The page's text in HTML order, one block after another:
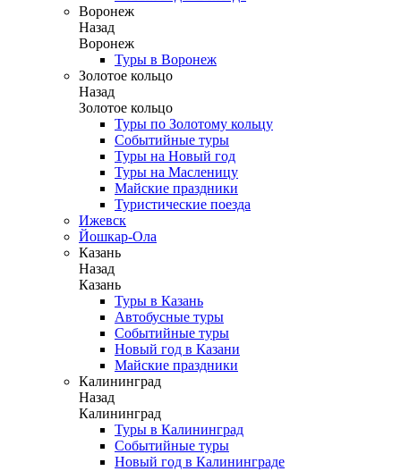
Воронеж
Назад
Воронеж
Туры в Воронеж
Золотое кольцо
Назад
Золотое кольцо
Туры по Золотому кольцу
Событийные туры
Туры на Новый год
Туры на Масленицу
Майские праздники
Туристические поезда
Ижевск
Йошкар-Ола
Казань
Назад
Казань
Туры в Казань
Автобусные туры
Событийные туры
Новый год в Казани
Майские праздники
Калининград
Назад
Калининград
Туры в Калининград
Событийные туры
Новый год в Калининграде